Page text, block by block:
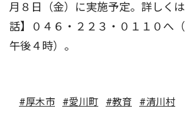
月８日（金）に実施予定。詳しく
話】０４６・２２３・０１１０へ
午後４時）。
#厚木市 #愛川町 #教育 #清川村